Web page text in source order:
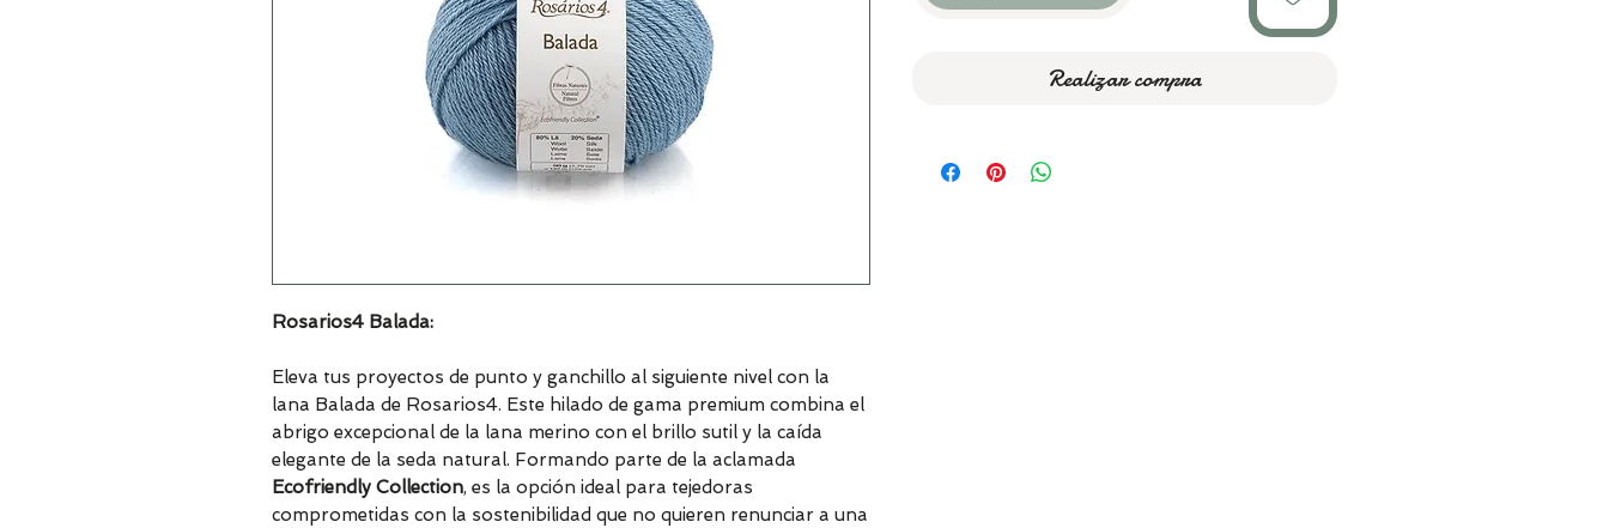
Rosarios4 Balada:
Eleva tus proyectos de punto y ganchillo al siguiente nivel con la
lana Balada de Rosarios4. Este hilado de gama premium combina el
abrigo excepcional de la lana merino con el brillo sutil y la caída
elegante de la seda natural. Formando parte de la aclamada
Ecofriendly Collection, es la opción ideal para tejedoras
comprometidas con la sostenibilidad que no quieren renunciar a una
Realizar compra